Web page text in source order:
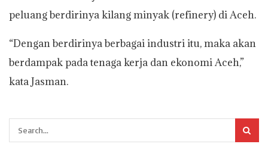
peluang berdirinya kilang minyak (refinery) di Aceh.
“Dengan berdirinya berbagai industri itu, maka akan
berdampak pada tenaga kerja dan ekonomi Aceh,”
kata Jasman.